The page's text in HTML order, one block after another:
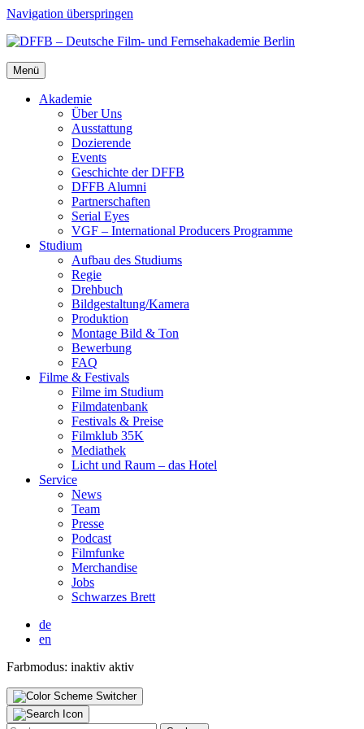
Navigation überspringen
Menü
Aka­de­mie
Über Uns
Aus­stat­tung
Dozie­ren­de
Events
Geschich­te der DFFB
DFFB Alum­ni
Part­ner­schaf­ten
Seri­al Eyes
VGF – Inter­na­tio­nal Pro­du­cers Pro­gram­me
Stu­di­um
Auf­bau des Stu­di­ums
Regie
Dreh­buch
Bildgestaltung/​​Kamera
Pro­duk­ti­on
Mon­ta­ge Bild & Ton
Bewer­bung
FAQ
Fil­me & Fes­ti­vals
Fil­me im Stu­di­um
Film­da­ten­bank
Fes­ti­vals & Prei­se
Film­klub 35K
Media­thek
Licht und Raum – das Hotel
Ser­vice
News
Team
Pres­se
Pod­cast
Film­fun­ke
Mer­chan­di­se
Jobs
Schwar­zes Brett
de
en
Farbmodus: inaktiv aktiv